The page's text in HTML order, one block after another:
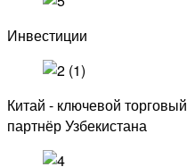
Инвестиции
Китай - ключевой торговый
партнёр Узбекистана